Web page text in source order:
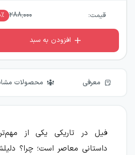
قیمت: 288,000 ٪
افزودن به سبد
معرفی محصولات
فیل در تاریکی یکی از
داستانی معاصر است؛ چرا؟